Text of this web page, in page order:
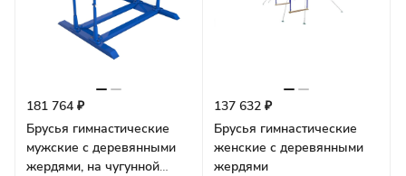
181 764 ₽
Брусья гимнастические
мужские с деревянными
жердями, на чугунной
137 632 ₽
Брусья гимнастические
женские с деревянными
жердями